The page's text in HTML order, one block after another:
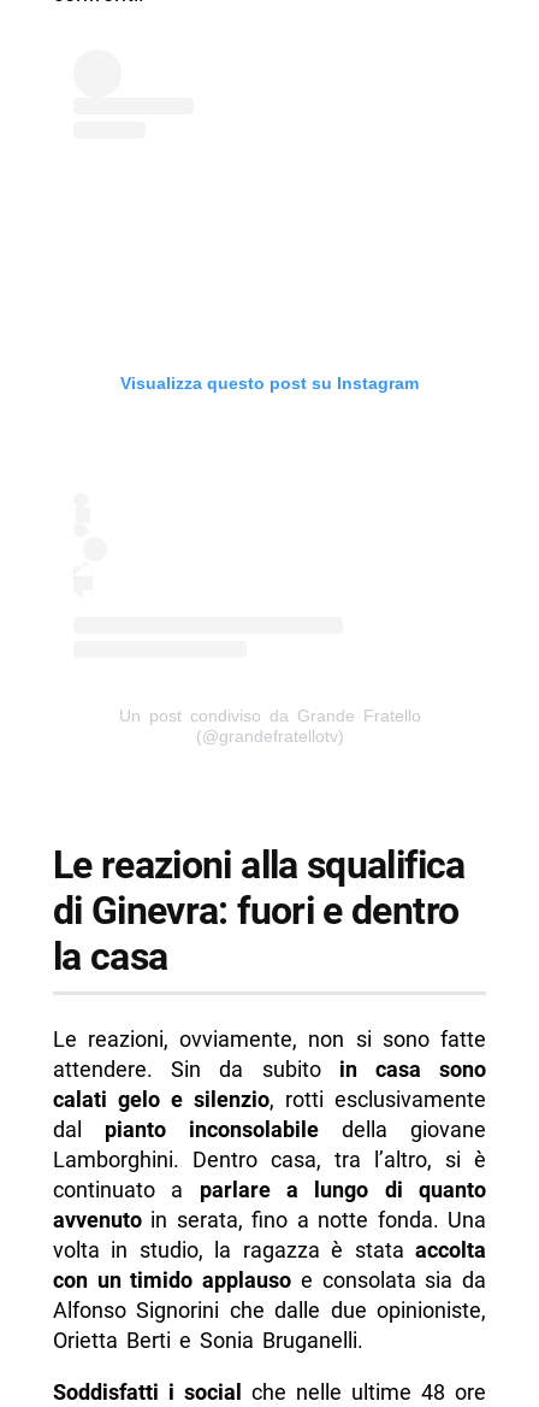
Visualizza questo post su Instagram
Un post condiviso da Grande Fratello
(@grandefratellotv)
Le reazioni alla squalifica
di Ginevra: fuori e dentro
la casa
Le reazioni, ovviamente, non si sono fatte
attendere. Sin da subito in casa sono
calati gelo e silenzio, rotti esclusivamente
dal pianto inconsolabile della giovane
Lamborghini. Dentro casa, tra l’altro, si è
continuato a parlare a lungo di quanto
avvenutoin serata, fino a notte fonda. Una
volta in studio, la ragazza è stataaccolta
con un timido applauso e consolata sia da
Alfonso Signorini che dalle due opinioniste,
Orietta Berti e Sonia Bruganelli.
Soddisfatti i social
che nelle ultime 48 ore